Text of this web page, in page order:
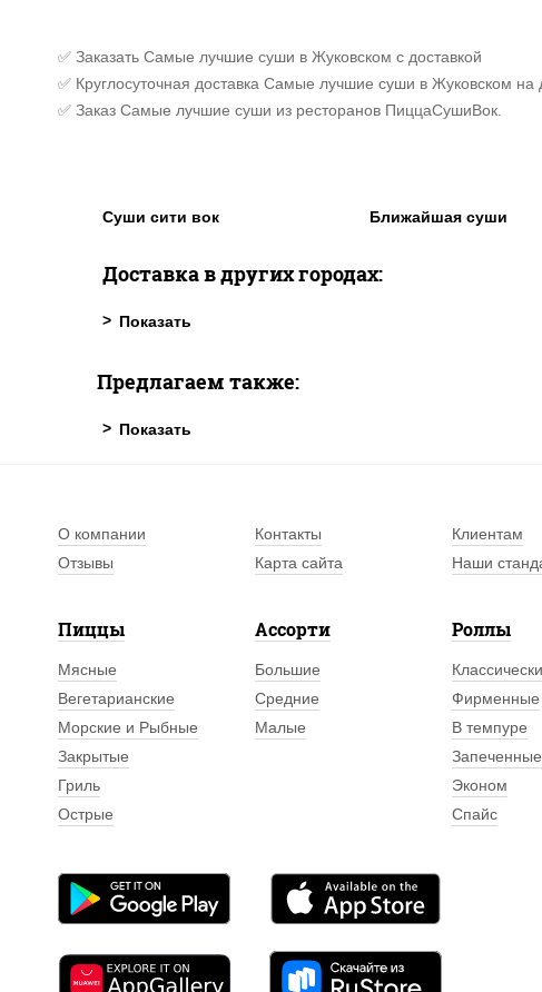
✅ Заказать Самые лучшие суши в Жуковском с доставкой
✅ Круглосуточная доставка Самые лучшие суши в Жуковском на
✅ Заказ Самые лучшие суши из ресторанов ПиццаСушиВок.
Суши сити вок Ближайшая суши
Доставка в других городах:
Предлагаем также:
О компании Контакты Клиентам
Отзывы
Карта сайта Наши
Пиццы
Мясные
Вегетарианские
Морские и Рыбные
Закрытые
Гриль
Острые
Ассорти
Большие
Средние
Малые
Роллы
Фирменные
В темпуре
Запеченные
Эконом
Спайс